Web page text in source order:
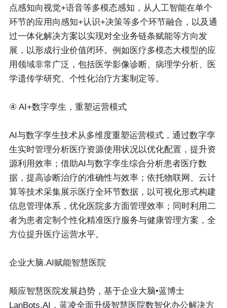
点感知向视觉+语音等多模态感知，从人工智能在单个
环节的应用向感知+认识+决策等多个环节融合，以及通
过一体化解决方案以实现对全业务链条赋能等方向发
展，以形成行业价值闭环。例如医疗多模态大模型的应
用领域非常广泛，包括医学影像诊断、病理学分析、医
学遗传学研究、个性化治疗方案制定等。
④ AI+数字孪生，重塑运营模式
AI与数字孪生技术从多维度重塑运营模式，通过数字孪
生实时管理分析医疗资源使用状况以优化配置，提升资
源利用效率；借助AI与数字孪生综合分析患者医疗数
据，提高诊断治疗的准确性与效率；依托物联网、云计
算等技术采集展示医疗全环节数据，以可视化形式构建
信息管理体系，优化医院多方面管理效率；同时利用二
者为患者定制个性化精准医疗服务与健康管理方案，全
方位提升医疗运营水平。
企业大脑.AI赋能智慧医院
顺应智慧医院发展趋势，基于企业大脑•蓝博士
LanBots.AI，蓝凌全面升级智慧医院数智化办公解决方